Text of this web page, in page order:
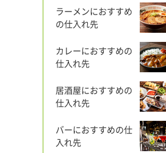
ラーメンにおすすめ
の仕入れ先
カレーにおすすめの
仕入れ先
居酒屋におすすめの
仕入れ先
バーにおすすめの仕
入れ先